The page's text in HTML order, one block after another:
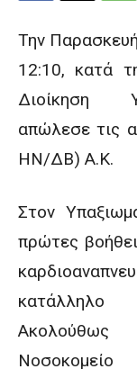
Την
12:10, κατά
Διοίκηση
απώλεσε τις
ΗΝ/ΔΒ) Α.Κ.
Στον
πρώτες
κατάλληλο
Ακολούθως